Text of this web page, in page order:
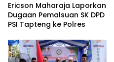
Ericson Maharaja Laporkan
Dugaan Pemalsuan SK DPD
PSI Tapteng ke Polres